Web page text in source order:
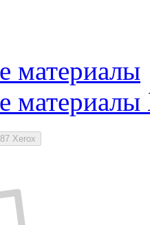
материалы
Xerox